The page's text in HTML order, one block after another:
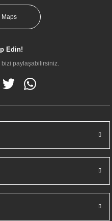
Maps
Edin!
paylaşabilirsiniz.